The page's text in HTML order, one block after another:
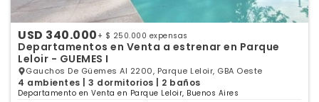
USD 340.000 + $ 250.000 expensas
Departamentos en Venta a estrenar en Parque
Leloir - GUEMES I
Gauchos De Güemes Al 2200, Parque Leloir, GBA Oeste
4 ambientes | 3 dormitorios | 2 baños
Departamento en Venta en Parque Leloir, Buenos Aires